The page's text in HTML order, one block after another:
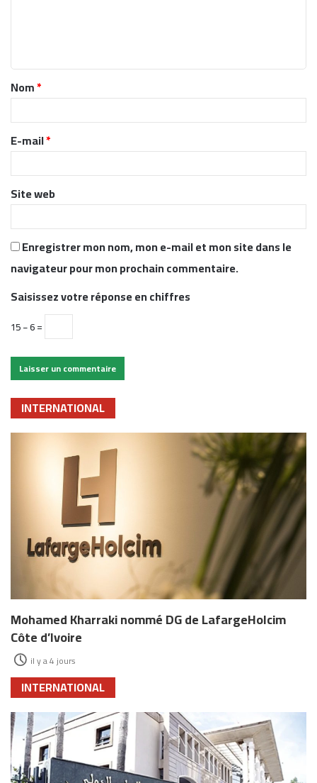
t
a
r
e
*
Nom*
E-mail*
Site web
Enregistrer mon nom, mon e-mail et mon site dans le
navigateur pour mon prochain commentaire.
Saisissez votre réponse en chiffres
15 − 6 =
INTERNATIONAL
Mohamed Kharraki nommé DG de LafargeHolcim
Côte d’Ivoire
il y a 4 jours
INTERNATIONAL